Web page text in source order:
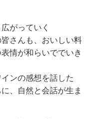
がっていく
さんも、おいしい料
情が和らいででいき
ンの感想を話した
、自然と会話が生ま